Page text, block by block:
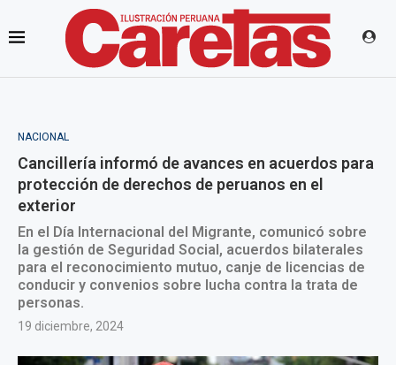
NACIONAL
Cancillería informó de avances en acuerdos para
protección de derechos de peruanos en el
exterior
En el Día Internacional del Migrante, comunicó sobre
la gestión de Seguridad Social, acuerdos bilaterales
para el reconocimiento mutuo, canje de licencias de
conducir y convenios sobre lucha contra la trata de
personas.
19 diciembre, 2024